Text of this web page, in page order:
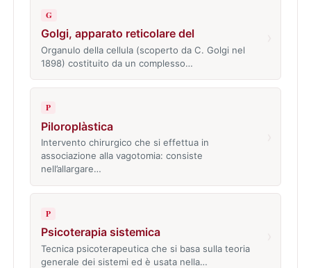
G
Golgi, apparato reticolare del
Organulo della cellula (scoperto da C. Golgi nel
1898) costituito da un complesso…
P
Piloroplàstica
Intervento chirurgico che si effettua in
associazione alla vagotomia: consiste
nell’allargare…
P
Psicoterapia sistemica
Tecnica psicoterapeutica che si basa sulla teoria
generale dei sistemi ed è usata nella…